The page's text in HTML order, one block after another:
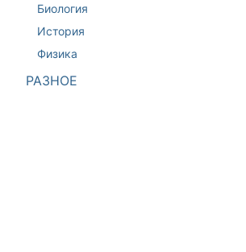
Биология
История
Физика
РАЗНОЕ